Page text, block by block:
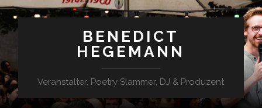
BENEDICT
HEGEMANN
Veranstalter, Poetry Slammer, DJ & Produzent